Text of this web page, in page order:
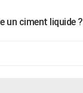
un ciment liquide ?